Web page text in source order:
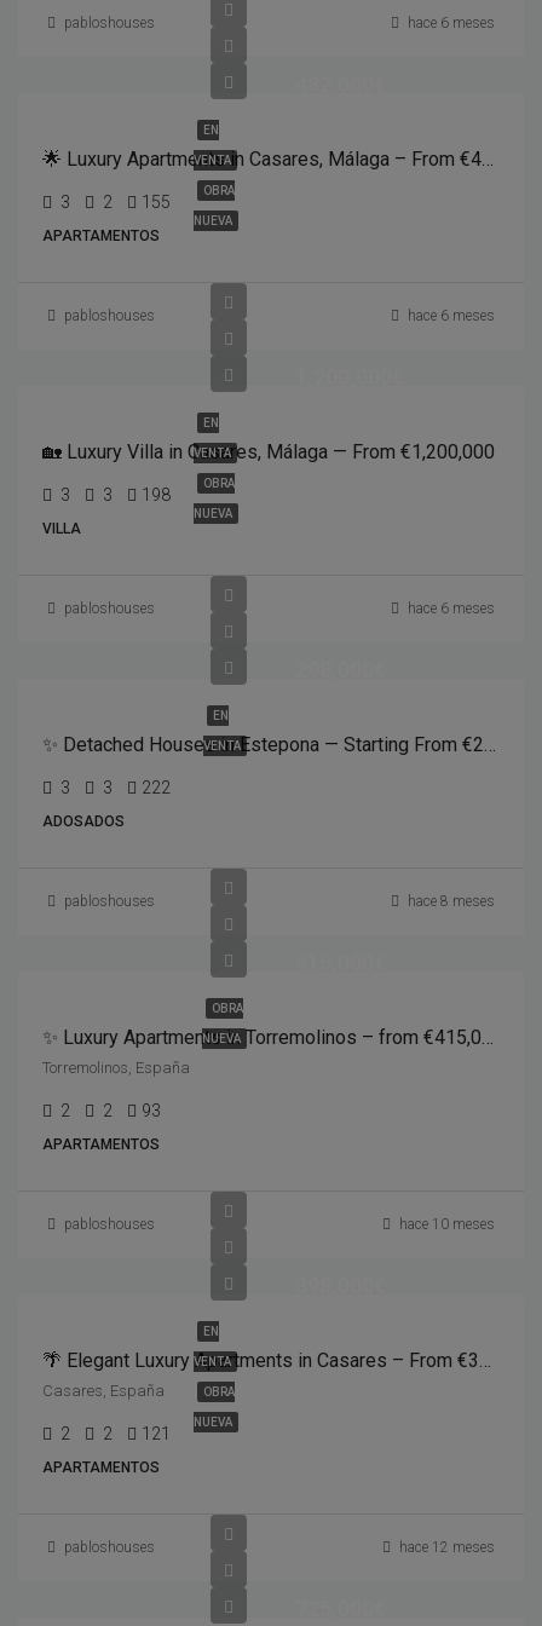
pabloshouses hace 6 meses
EN
VENTA
OBRA
NUEVA
🌟 Luxury Apartments in Casares, Málaga – From €482,000
3 2 155
APARTAMENTOS
pabloshouses hace 6 meses
EN
VENTA
OBRA
NUEVA
🏡 Luxury Villa in Casares, Málaga — From €1,200,000
3 3 198
VILLA
pabloshouses hace 6 meses
EN
VENTA ✨ Detached Houses in Estepona — Starting From €298,000 ✨
3 3 222
ADOSADOS
pabloshouses hace 8 meses
OBRA
NUEVA ✨ Luxury Apartments in Torremolinos – from €415,000 ✨
Torremolinos, España
2 2 93
APARTAMENTOS
pabloshouses hace 10 meses
EN
VENTA
OBRA
NUEVA
🌴 Elegant Luxury Apartments in Casares – From €398,000🏡 2 Bedrooms | 🛁 2 Bathrooms | 📐 121m² Total | 🏊‍♀️ Community Pool & Gardens
Casares, España
2 2 121
APARTAMENTOS
pabloshouses hace 12 meses